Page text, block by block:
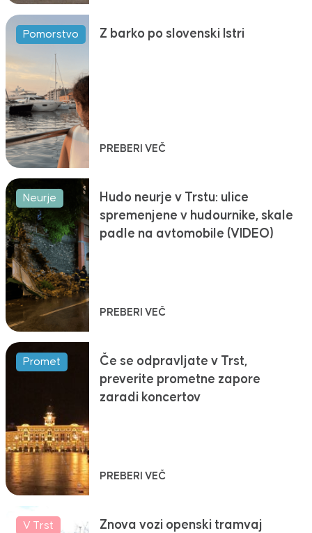
Pomorstvo Z barko po slovenski Istri
PREBERI VEČ
Neurje
Hudo neurje v Trstu: ulice
spremenjene v hudournike, skale
padle na avtomobile (VIDEO)
PREBERI VEČ
Promet
Če se odpravljate v Trst,
preverite prometne zapore
zaradi koncertov
PREBERI VEČ
V Trst Znova vozi openski tramvaj